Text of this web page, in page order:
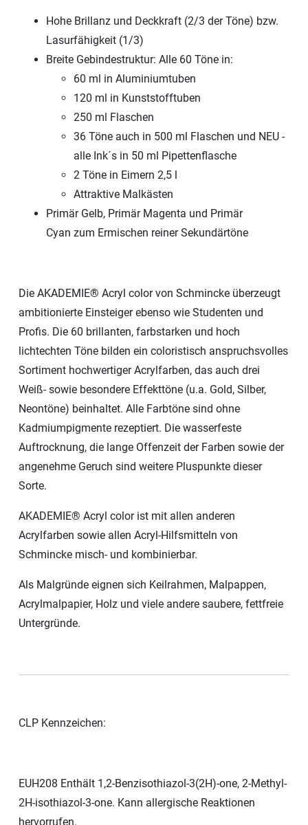
Hohe Brillanz und Deckkraft (2/3 der Töne) bzw.
Lasurfähigkeit (1/3)
Breite Gebindestruktur: Alle 60 Töne in:
60 ml in Aluminiumtuben
120 ml in Kunststofftuben
250 ml Flaschen
36 Töne auch in 500 ml Flaschen und NEU -
alle Ink´s in 50 ml Pipettenflasche
2 Töne in Eimern 2,5 l
Attraktive Malkästen
Primär Gelb, Primär Magenta und Primär
Cyan zum Ermischen reiner Sekundärtöne
Die AKADEMIE® Acryl color von Schmincke überzeugt
ambitionierte Einsteiger ebenso wie Studenten und
Profis. Die 60 brillanten, farbstarken und hoch
lichtechten Töne bilden ein coloristisch anspruchsvolles
Sortiment hochwertiger Acrylfarben, das auch drei
Weiß- sowie besondere Effekttöne (u.a. Gold, Silber,
Neontöne) beinhaltet. Alle Farbtöne sind ohne
Kadmiumpigmente rezeptiert. Die wasserfeste
Auftrocknung, die lange Offenzeit der Farben sowie der
angenehme Geruch sind weitere Pluspunkte dieser
Sorte.
AKADEMIE® Acryl color ist mit allen anderen
Acrylfarben sowie allen Acryl-Hilfsmitteln von
Schmincke misch- und kombinierbar.
Als Malgründe eignen sich Keilrahmen, Malpappen,
Acrylmalpapier, Holz und viele andere saubere, fettfreie
Untergründe.
CLP Kennzeichen:
EUH208 Enthält 1,2-Benzisothiazol-3(2H)-one, 2-Methyl-
2H-isothiazol-3-one. Kann allergische Reaktionen
hervorrufen.